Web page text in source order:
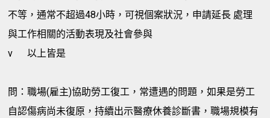
不等，通常不超過48小時，可視個案狀況，申請延長 處理
與工作相關的活動表現及社會參與
v
以上皆是
問：職場(雇主)協助勞工復工，常遭遇的問題，如果是勞工
自認傷病尚未復原，持續出示醫療休養診斷書，職場規模有